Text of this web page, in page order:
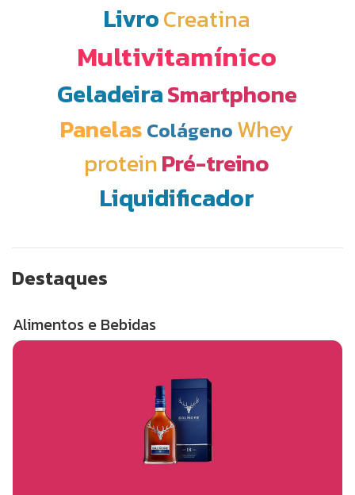
LivroCreatina
Multivitamínico
GeladeiraSmartphone
Panelas Colágeno Whey
proteinPré-treino
Liquidificador
Destaques
Alimentos e Bebidas